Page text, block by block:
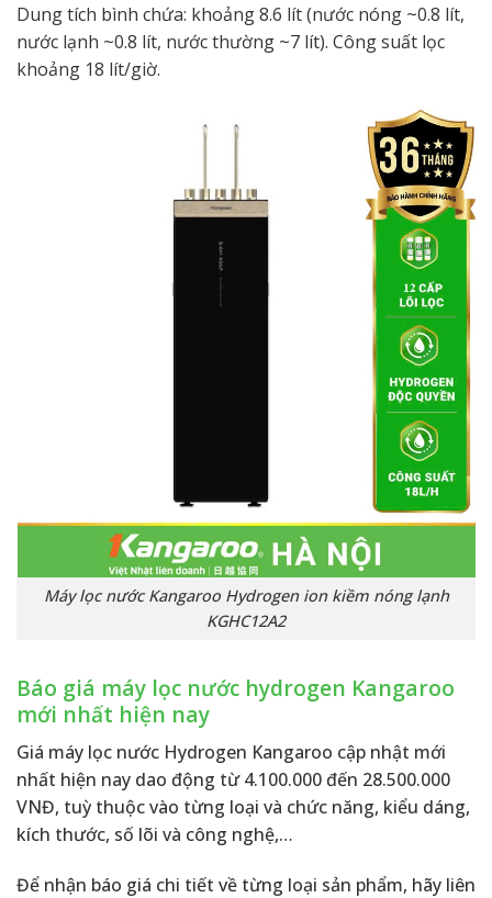
Dung tích bình chứa: khoảng 8.6 lít (nước nóng ~0.8 lít,
nước lạnh ~0.8 lít, nước thường ~7 lít). Công suất lọc
khoảng 18 lít/giờ.
Máy lọc nước Kangaroo Hydrogen ion kiềm nóng lạnh
KGHC12A2
Báo giá máy lọc nước hydrogen Kangaroo
mới nhất hiện nay
Giá máy lọc nước Hydrogen Kangaroo cập nhật mới
nhất hiện nay dao động từ 4.100.000 đến 28.500.000
VNĐ, tuỳ thuộc vào từng loại và chức năng, kiểu dáng,
kích thước, số lõi và công nghệ,…
Để nhận báo giá chi tiết về từng loại sản phẩm, hãy liên